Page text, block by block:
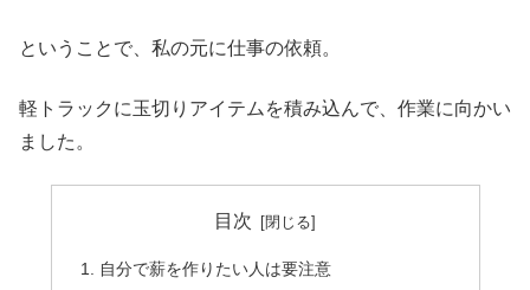
ということで、私の元に仕事の依頼。
軽トラックに玉切りアイテムを積み込んで、作業に向かい
ました。
目次
自分で薪を作りたい人は要注意